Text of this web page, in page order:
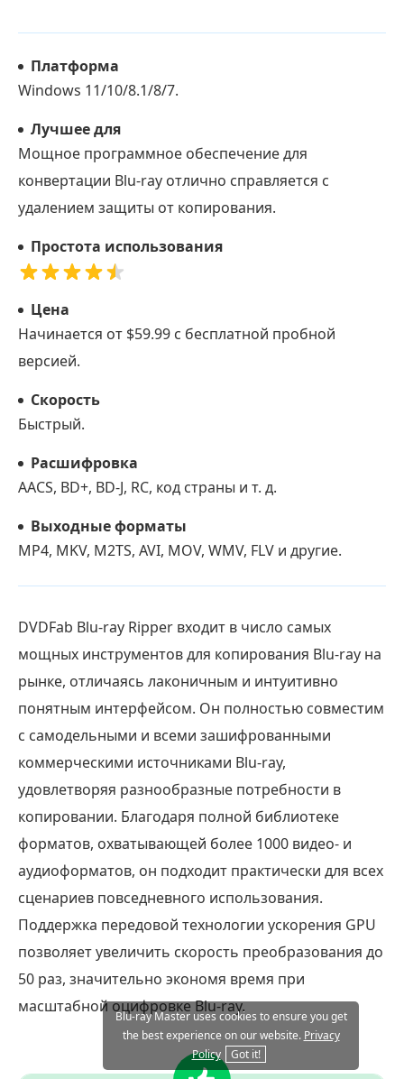
Платформа
Windows 11/10/8.1/8/7.
Лучшее для
Мощное программное обеспечение для
конвертации Blu-ray отлично справляется с
удалением защиты от копирования.
Простота использования
Цена
Начинается от $59.99 с бесплатной пробной
версией.
Скорость
Быстрый.
Расшифровка
AACS, BD+, BD-J, RC, код страны и т. д.
Выходные форматы
MP4, MKV, M2TS, AVI, MOV, WMV, FLV и другие.
DVDFab Blu-ray Ripper входит в число самых
мощных инструментов для копирования Blu-ray на
рынке, отличаясь лаконичным и интуитивно
понятным интерфейсом. Он полностью совместим
с самодельными и всеми зашифрованными
коммерческими источниками Blu-ray,
удовлетворяя разнообразные потребности в
копировании. Благодаря полной библиотеке
форматов, охватывающей более 1000 видео- и
аудиоформатов, он подходит практически для всех
сценариев повседневного использования.
Поддержка передовой технологии ускорения GPU
позволяет увеличить скорость преобразования до
50 раз, значительно экономя время при
масштабной оцифровке Blu-ray.
Blu-ray Master uses cookies to ensure you get
the best experience on our website. Privacy
Policy
Got it!